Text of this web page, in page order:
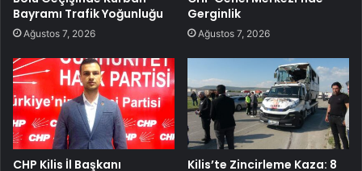
Bayramı Trafik Yoğunluğu
Ağustos 7, 2026
Gerginlik
Ağustos 7, 2026
CHP Kilis İl Başkanı Kilis’te Zincirleme Kaza: 8